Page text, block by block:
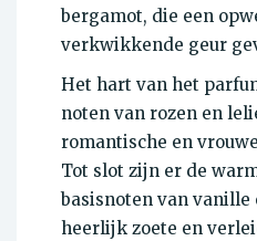
bergamot, die een
verkwikkende geur
Het hart van het
noten van rozen en
romantische en
Tot slot zijn er de
basisnoten van vanille
heerlijk zoete en